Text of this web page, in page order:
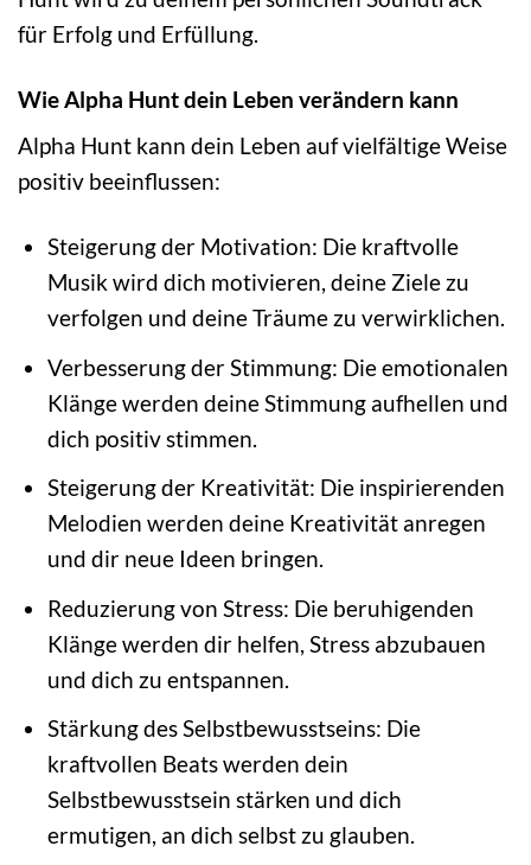
für Erfolg und Erfüllung.
Wie Alpha Hunt dein Leben verändern kann
Alpha Hunt kann dein Leben auf vielfältige Weise
positiv beeinflussen:
Steigerung der Motivation: Die kraftvolle
Musik wird dich motivieren, deine Ziele zu
verfolgen und deine Träume zu verwirklichen.
Verbesserung der Stimmung: Die emotionalen
Klänge werden deine Stimmung aufhellen und
dich positiv stimmen.
Steigerung der Kreativität: Die inspirierenden
Melodien werden deine Kreativität anregen
und dir neue Ideen bringen.
Reduzierung von Stress: Die beruhigenden
Klänge werden dir helfen, Stress abzubauen
und dich zu entspannen.
Stärkung des Selbstbewusstseins: Die
kraftvollen Beats werden dein
Selbstbewusstsein stärken und dich
ermutigen, an dich selbst zu glauben.